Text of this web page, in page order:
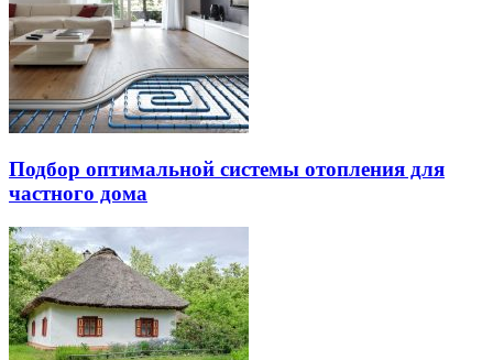
Подбор оптимальной системы отопления для
частного дома